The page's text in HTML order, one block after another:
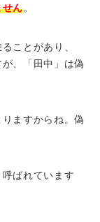
せん。
ことがあり、
が、「田中」は偽
ますからね。偽
ばれています